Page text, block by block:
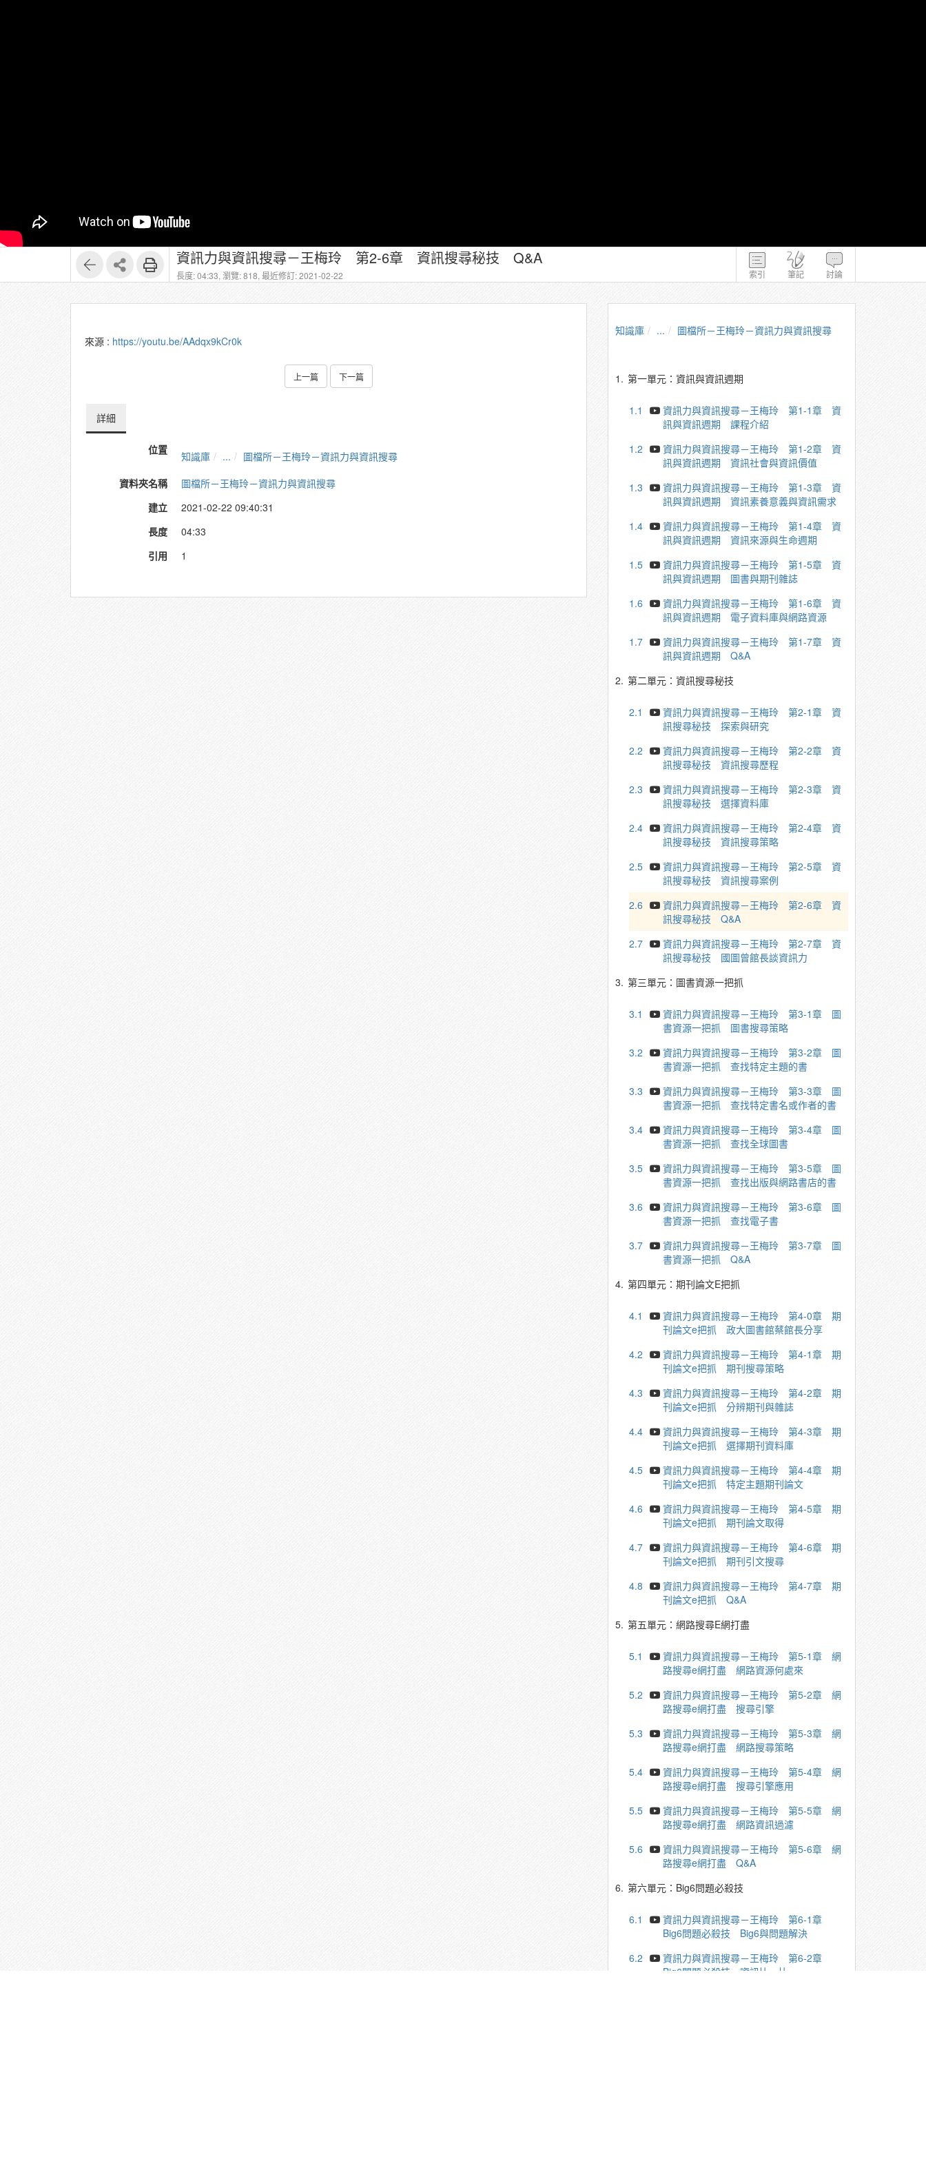
索引 筆記 討論
資訊力與資訊搜尋－王梅玲 第2-6章 資訊搜尋秘技 Q&A
長度: 04:33, 瀏覽: 818, 最近修訂: 2021-02-22
來源 : https://youtu.be/AAdqx9kCr0k
上一篇 下一篇
詳細
位置 知識庫 ...
圖檔所－王梅玲－資訊力與資訊搜尋
資料夾名稱
圖檔所－王梅玲－資訊力與資訊搜尋
建立
2021-02-22 09:40:31
長度
04:33
引用
1
知識庫 ... 圖檔所－王梅玲－資訊力與資訊搜尋
1. 第一單元：資訊與資訊週期
1.1
資訊力與資訊搜尋－王梅玲 第1-1章 資
訊與資訊週期 課程介紹
1.2
資訊力與資訊搜尋－王梅玲 第1-2章 資
訊與資訊週期 資訊社會與資訊價值
1.3
資訊力與資訊搜尋－王梅玲 第1-3章 資
訊與資訊週期 資訊素養意義與資訊需求
1.4
資訊力與資訊搜尋－王梅玲 第1-4章 資
訊與資訊週期 資訊來源與生命週期
1.5
資訊力與資訊搜尋－王梅玲 第1-5章 資
訊與資訊週期 圖書與期刊雜誌
1.6
資訊力與資訊搜尋－王梅玲 第1-6章 資
訊與資訊週期 電子資料庫與網路資源
1.7
資訊力與資訊搜尋－王梅玲 第1-7章 資
訊與資訊週期 Q&A
2. 第二單元：資訊搜尋秘技
2.1
資訊力與資訊搜尋－王梅玲 第2-1章 資
訊搜尋秘技 探索與研究
2.2
資訊力與資訊搜尋－王梅玲 第2-2章 資
訊搜尋秘技 資訊搜尋歷程
2.3
資訊力與資訊搜尋－王梅玲 第2-3章 資
訊搜尋秘技 選擇資料庫
2.4
資訊力與資訊搜尋－王梅玲 第2-4章 資
訊搜尋秘技 資訊搜尋策略
2.5
資訊力與資訊搜尋－王梅玲 第2-5章 資
訊搜尋秘技 資訊搜尋案例
2.6
資訊力與資訊搜尋－王梅玲 第2-6章 資
訊搜尋秘技 Q&A
2.7
資訊力與資訊搜尋－王梅玲 第2-7章 資
訊搜尋秘技 國圖曾館長談資訊力
3. 第三單元：圖書資源一把抓
3.1
資訊力與資訊搜尋－王梅玲 第3-1章 圖
書資源一把抓 圖書搜尋策略
3.2
資訊力與資訊搜尋－王梅玲 第3-2章 圖
書資源一把抓 查找特定主題的書
3.3
資訊力與資訊搜尋－王梅玲 第3-3章 圖
書資源一把抓 查找特定書名或作者的書
3.4
資訊力與資訊搜尋－王梅玲 第3-4章 圖
書資源一把抓 查找全球圖書
3.5
資訊力與資訊搜尋－王梅玲 第3-5章 圖
書資源一把抓 查找出版與網路書店的書
3.6
資訊力與資訊搜尋－王梅玲 第3-6章 圖
書資源一把抓 查找電子書
3.7
資訊力與資訊搜尋－王梅玲 第3-7章 圖
書資源一把抓 Q&A
4. 第四單元：期刊論文E把抓
4.1
資訊力與資訊搜尋－王梅玲 第4-0章 期
刊論文e把抓 政大圖書館蔡館長分享
4.2
資訊力與資訊搜尋－王梅玲 第4-1章 期
刊論文e把抓 期刊搜尋策略
4.3
資訊力與資訊搜尋－王梅玲 第4-2章 期
刊論文e把抓 分辨期刊與雜誌
4.4
資訊力與資訊搜尋－王梅玲 第4-3章 期
刊論文e把抓 選擇期刊資料庫
4.5
資訊力與資訊搜尋－王梅玲 第4-4章 期
刊論文e把抓 特定主題期刊論文
4.6
資訊力與資訊搜尋－王梅玲 第4-5章 期
刊論文e把抓 期刊論文取得
4.7
資訊力與資訊搜尋－王梅玲 第4-6章 期
刊論文e把抓 期刊引文搜尋
4.8
資訊力與資訊搜尋－王梅玲 第4-7章 期
刊論文e把抓 Q&A
5. 第五單元：網路搜尋E網打盡
5.1
資訊力與資訊搜尋－王梅玲 第5-1章 網
路搜尋e網打盡 網路資源何處來
5.2
資訊力與資訊搜尋－王梅玲 第5-2章 網
路搜尋e網打盡 搜尋引擎
5.3
資訊力與資訊搜尋－王梅玲 第5-3章 網
路搜尋e網打盡 網路搜尋策略
5.4
資訊力與資訊搜尋－王梅玲 第5-4章 網
路搜尋e網打盡 搜尋引擎應用
5.5
資訊力與資訊搜尋－王梅玲 第5-5章 網
路搜尋e網打盡 網路資訊過濾
5.6
資訊力與資訊搜尋－王梅玲 第5-6章 網
路搜尋e網打盡 Q&A
6. 第六單元：Big6問題必殺技
6.1
資訊力與資訊搜尋－王梅玲 第6-1章
Big6問題必殺技 Big6與問題解決
6.2
資訊力與資訊搜尋－王梅玲 第6-2章
Big6問題必殺技 資訊比一比